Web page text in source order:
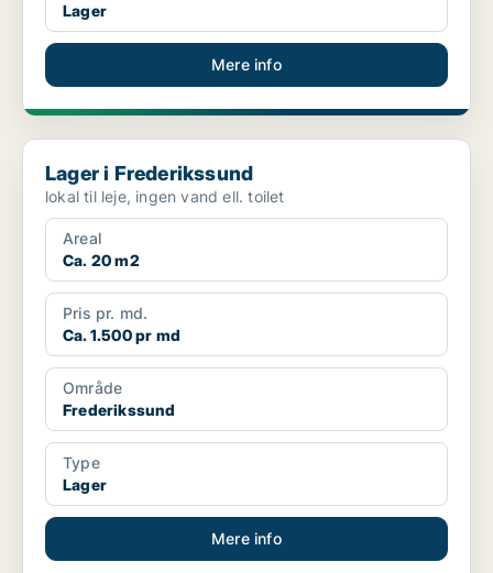
Lager
Mere info
Lager i Frederikssund
Lager i Frederikssund
lokal til leje, ingen vand ell. toilet
Areal
Ca. 20 m2
Pris pr. md.
Ca. 1.500 pr md
Område
Frederikssund
Type
Lager
Mere info